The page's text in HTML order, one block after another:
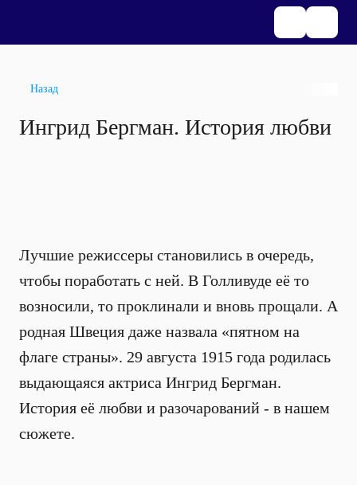
Назад
Ингрид Бергман. История любви
Лучшие режиссеры становились в очередь,
чтобы поработать с ней. В Голливуде её то
возносили, то проклинали и вновь прощали. А
родная Швеция даже назвала «пятном на
флаге страны». 29 августа 1915 года родилась
выдающаяся актриса Ингрид Бергман.
История её любви и разочарований - в нашем
сюжете.